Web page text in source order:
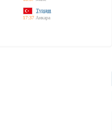
Турция
17:37 Анкара